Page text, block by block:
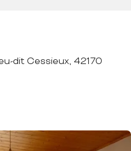
dit Cessieux, 42170